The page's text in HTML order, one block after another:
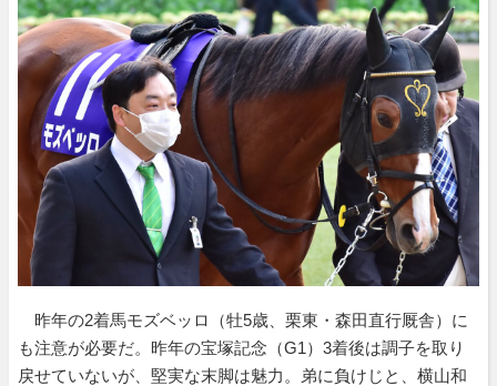
昨年の2着馬モズベッロ（牡5歳、栗東・森田直行厩舎）に
も注意が必要だ。昨年の宝塚記念（G1）3着後は調子を取り
戻せていないが、堅実な末脚は魅力。弟に負けじと、横山和